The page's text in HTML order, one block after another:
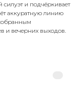
силуэт и подчёркивает
аккуратную линию
и вечерних выходов.